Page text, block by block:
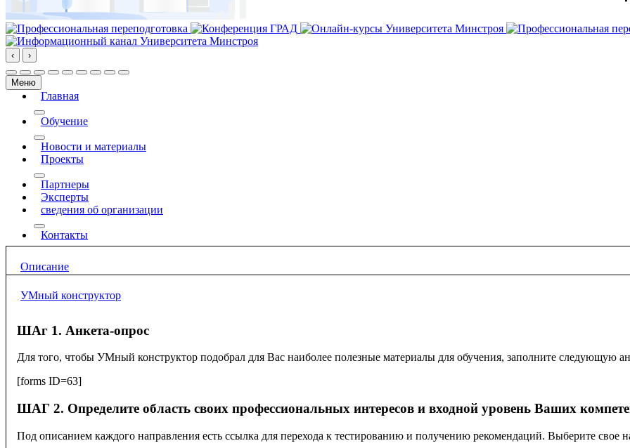
‹ ›
Меню
Главная
More about: Главная
Обучение
More about: Обучение
Новости и материалы
Проекты
More about: Проекты
Партнеры
Эксперты
сведения об организации
More about: сведения об организации
Контакты
Описание
«УМный конструктор» - это система построения модульных обучающих программ с
бесплатно.
сфере работаете, какими компетенциями и насколько хорошо Вы уже владеете ими.
УМный конструктор
ШАг 1. Анкета-опрос
Для того, чтобы УМный конструктор подобрал для Вас наиболее полезные материалы для обучения, заполните следующую
[forms ID=63]
ШАГ 2. Определите область своих профессиональных интересов и входной уровень Ваших
Под описанием каждого направления есть ссылка для перехода к тестированию и получению рекомендаций. Выберите свое